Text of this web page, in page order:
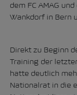
dem FC AMAG
Wankdorf in Bern
Direkt zu Beginn
Training der
hatte deutlich
Nationalrat in die